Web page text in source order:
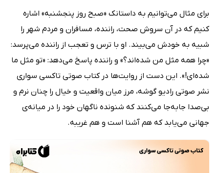
برای مثال می‌توانیم به داستانک «صبح روز پنجشنبه» اشاره
کنیم که در آن سروش صحت، راننده، مسافران و مردم شهر را
شبیه به خودش می‌بیند. او با ترس و تعجب از راننده می‌پرسد:
«چرا همه مثل من شده‌اند؟» و راننده پاسخ می‌دهد: «تو مثل ما
شده‌ای!». این دست از روایت‌ها در کتاب صوتی تاکسی سواری
نشر صوتی رادیو گوشه، مرز میان واقعیت و خیال را چنان نرم و
بی‌صدا جابه‌جا می‌کنند که شنونده ناگهان خود را در میانه‌ی
جهانی می‌یابد که هم آشنا است و هم غریبه.